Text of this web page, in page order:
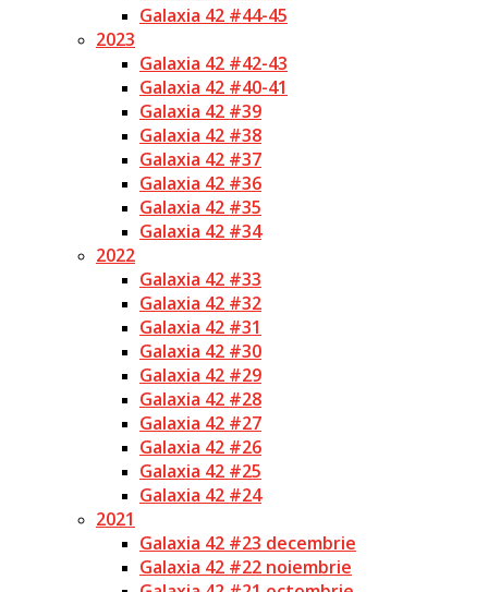
Galaxia 42 #44-45
2023
Galaxia 42 #42-43
Galaxia 42 #40-41
Galaxia 42 #39
Galaxia 42 #38
Galaxia 42 #37
Galaxia 42 #36
Galaxia 42 #35
Galaxia 42 #34
2022
Galaxia 42 #33
Galaxia 42 #32
Galaxia 42 #31
Galaxia 42 #30
Galaxia 42 #29
Galaxia 42 #28
Galaxia 42 #27
Galaxia 42 #26
Galaxia 42 #25
Galaxia 42 #24
2021
Galaxia 42 #23 decembrie
Galaxia 42 #22 noiembrie